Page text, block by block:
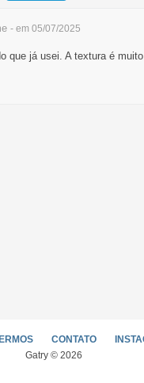
- em 05/07/2025
que já usei. A textura é
CONTATO
Gatry © 2026